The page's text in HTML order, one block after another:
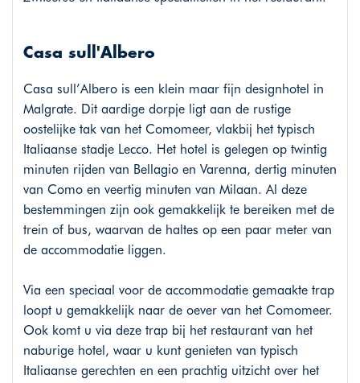
Casa sull'Albero
Casa sull’Albero is een klein maar fijn designhotel in
Malgrate. Dit aardige dorpje ligt aan de rustige
oostelijke tak van het Comomeer, vlakbij het typisch
Italiaanse stadje Lecco. Het hotel is gelegen op twintig
minuten rijden van Bellagio en Varenna, dertig minuten
van Como en veertig minuten van Milaan. Al deze
bestemmingen zijn ook gemakkelijk te bereiken met de
trein of bus, waarvan de haltes op een paar meter van
de accommodatie liggen.
Via een speciaal voor de accommodatie gemaakte trap
loopt u gemakkelijk naar de oever van het Comomeer.
Ook komt u via deze trap bij het restaurant van het
naburige hotel, waar u kunt genieten van typisch
Italiaanse gerechten en een prachtig uitzicht over het